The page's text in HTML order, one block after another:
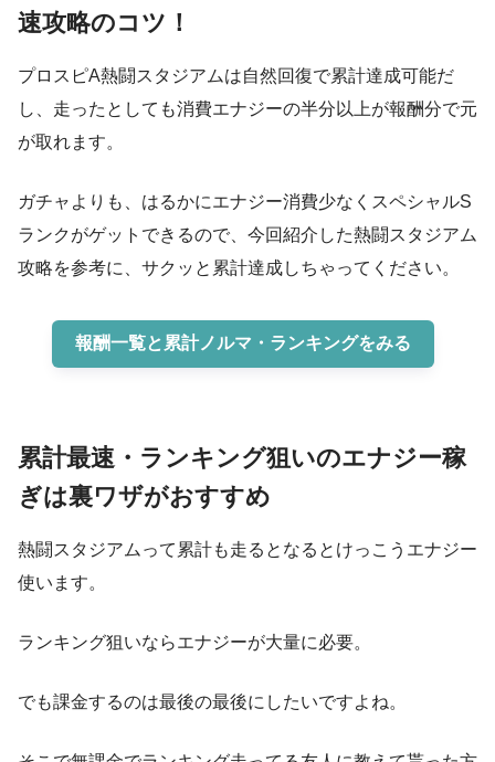
速攻略のコツ！
プロスピA熱闘スタジアムは自然回復で累計達成可能だ
し、走ったとしても消費エナジーの半分以上が報酬分で元
が取れます。
ガチャよりも、はるかにエナジー消費少なくスペシャルS
ランクがゲットできるので、今回紹介した熱闘スタジアム
攻略を参考に、サクッと累計達成しちゃってください。
報酬一覧と累計ノルマ・ランキングをみる
累計最速・ランキング狙いのエナジー稼
ぎは裏ワザがおすすめ
熱闘スタジアムって累計も走るとなるとけっこうエナジー
使います。
ランキング狙いならエナジーが大量に必要。
でも課金するのは最後の最後にしたいですよね。